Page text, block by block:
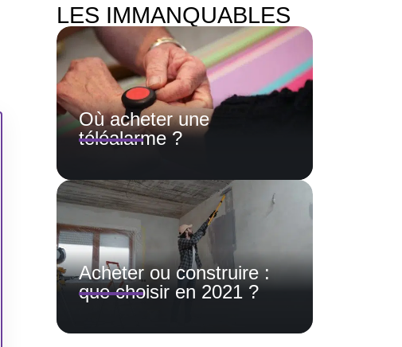
LES IMMANQUABLES
Où acheter une
téléalarme ?
Acheter ou construire :
que choisir en 2021 ?